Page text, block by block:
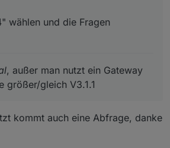
wählen und die Fragen
, außer man nutzt ein Gateway
größer/gleich V3.1.1
kommt auch eine Abfrage, danke